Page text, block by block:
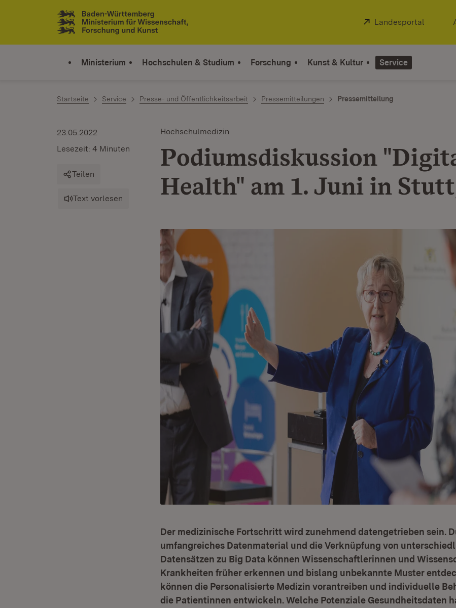
Zum Inhalt springen
Link zur Startseite
Extern:
Landesportal (Öffnet
Ministerium Hochschulen & Studium Forschung Kunst & Kultur Service
Startseite Service Presse- und Öffentlichkeitsarbeit Pressemitteilungen Pressemitteilung
Hochschulmedizin
Podiumsdiskussion
Health" am 1. Juni in
23.05.2022
Lesezeit: 4 Minuten
Teilen
Text vorlesen
Der medizinische Fortschritt wird zunehmend datengetrieben sein.
umfangreiches Datenmaterial und die Verknüpfung von
Datensätzen zu Big Data können Wissenschaftlerinnen und
Krankheiten früher erkennen und bislang unbekannte Muster
können die Personalisierte Medizin vorantreiben und individuelle
die Patientinnen entwickeln. Welche Potenziale Gesundheitsdaten